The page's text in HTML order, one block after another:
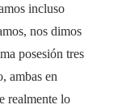
incluso
nos dimos
posesión tres
ambas en
realmente lo